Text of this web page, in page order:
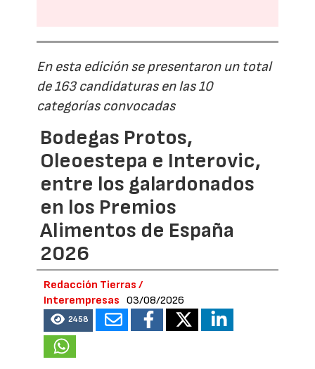
En esta edición se presentaron un total
de 163 candidaturas en las 10
categorías convocadas
Bodegas Protos,
Oleoestepa e Interovic,
entre los galardonados
en los Premios
Alimentos de España
2026
Redacción Tierras /
Interempresas
03/08/2026
2458